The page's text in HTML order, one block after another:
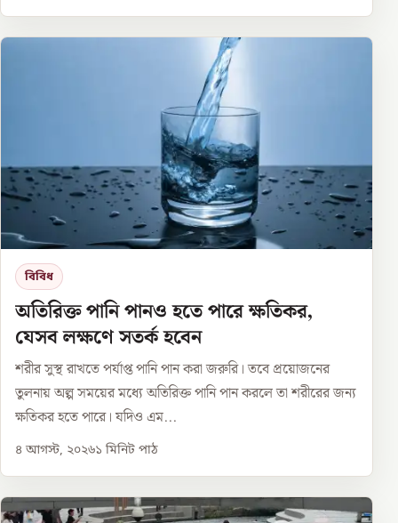
বিবিধ
অতিরিক্ত পানি পানও হতে পারে ক্ষতিকর,
যেসব লক্ষণে সতর্ক হবেন
শরীর সুস্থ রাখতে পর্যাপ্ত পানি পান করা জরুরি। তবে প্রয়োজনের
তুলনায় অল্প সময়ের মধ্যে অতিরিক্ত পানি পান করলে তা শরীরের জন্য
ক্ষতিকর হতে পারে। যদিও এম...
৪ আগস্ট, ২০২৬১ মিনিট পাঠ